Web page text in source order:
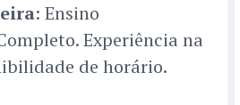
: Ensino
Experiência na
de horário.